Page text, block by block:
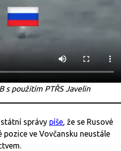
s použitím PTŘS Javelin
správy píše, že se Rusové
ve Vovčansku neustále